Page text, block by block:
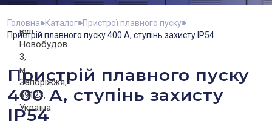
вул.
Новобудов
3,
м.
Запоріжжя,
69123,
Україна
Головна Каталог
Пристрої плавного пуску
Пристрій плавного пуску 400 А, ступінь захисту IP54
Пристрій плавного пуску
400 А, ступінь захисту
IP54